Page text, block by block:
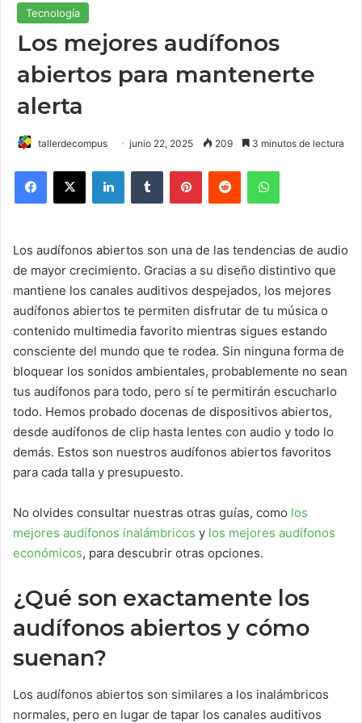
Tecnología
Los mejores audífonos
abiertos para mantenerte
alerta
tallerdecompus junio 22, 2025 209 3 minutos de lectura
Los audífonos abiertos son una de las tendencias de audio
de mayor crecimiento. Gracias a su diseño distintivo que
mantiene los canales auditivos despejados, los mejores
audífonos abiertos te permiten disfrutar de tu música o
contenido multimedia favorito mientras sigues estando
consciente del mundo que te rodea. Sin ninguna forma de
bloquear los sonidos ambientales, probablemente no sean
tus audífonos para todo, pero sí te permitirán escucharlo
todo. Hemos probado docenas de dispositivos abiertos,
desde audífonos de clip hasta lentes con audio y todo lo
demás. Estos son nuestros audífonos abiertos favoritos
para cada talla y presupuesto.
No olvides consultar nuestras otras guías, como los
mejores audífonos inalámbricos y los mejores audífonos
económicos, para descubrir otras opciones.
¿Qué son exactamente los
audífonos abiertos y cómo
suenan?
Los audífonos abiertos son similares a los inalámbricos
normales, pero en lugar de tapar los canales auditivos